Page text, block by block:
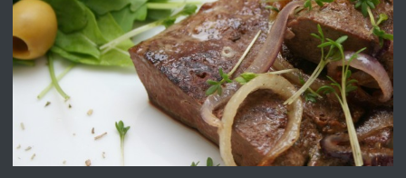
ПРЕДЛАГА
ПРОСТОРЕН ТРИСТАЕН
АПАРТАМЕНТ В НОВА СГРАДА КВ.
КУБА
преди 3 дни
ПРЕДЛАГА
Продавам парцел в гр. Хасково кв.